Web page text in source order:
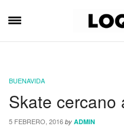
BUENAVIDA
Skate cercano
5 FEBRERO, 2016 by ADMIN